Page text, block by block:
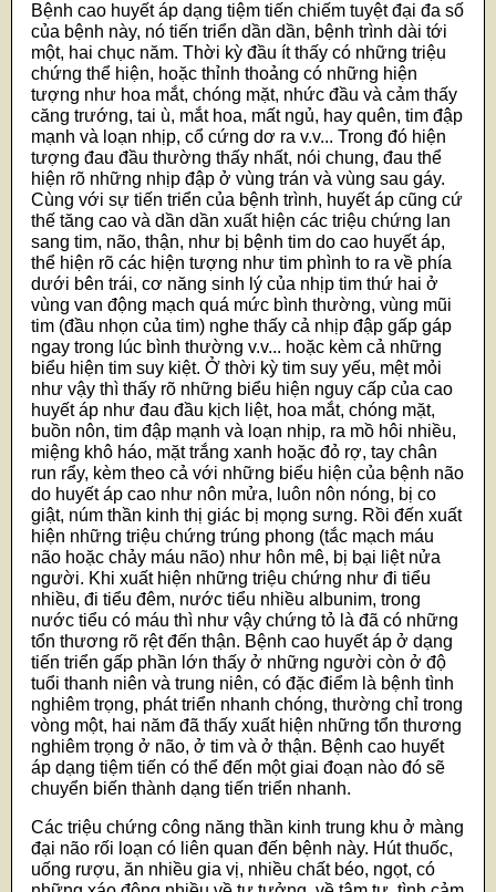
Bệnh cao huyết áp dạng tiệm tiến chiếm tuyệt đại đa số
của bệnh này, nó tiến triển dần dần, bệnh trình dài tới
một, hai chục năm. Thời kỳ đầu ít thấy có những triệu
chứng thể hiện, hoặc thỉnh thoảng có những hiện
tượng như hoa mắt, chóng mặt, nhức đầu và cảm thấy
căng trướng, tai ù, mắt hoa, mất ngủ, hay quên, tim đập
mạnh và loạn nhịp, cổ cứng dơ ra v.v... Trong đó hiện
tượng đau đầu thường thấy nhất, nói chung, đau thể
hiện rõ những nhịp đập ở vùng trán và vùng sau gáy.
Cùng với sự tiến triển của bệnh trình, huyết áp cũng cứ
thế tăng cao và dần dần xuất hiện các triệu chứng lan
sang tim, não, thận, như bị bệnh tim do cao huyết áp,
thể hiện rõ các hiện tượng như tim phình to ra về phía
dưới bên trái, cơ năng sinh lý của nhịp tim thứ hai ở
vùng van động mạch quá mức bình thường, vùng mũi
tim (đầu nhọn của tim) nghe thấy cả nhịp đập gấp gáp
ngay trong lúc bình thường v.v... hoặc kèm cả những
biểu hiện tim suy kiệt. Ở thời kỳ tim suy yếu, mệt mỏi
như vậy thì thấy rõ những biểu hiện nguy cấp của cao
huyết áp như đau đầu kịch liệt, hoa mắt, chóng mặt,
buồn nôn, tim đập mạnh và loạn nhịp, ra mồ hôi nhiều,
miệng khô háo, mặt trắng xanh hoặc đỏ rợ, tay chân
run rẩy, kèm theo cả với những biểu hiện của bệnh não
do huyết áp cao như nôn mửa, luôn nôn nóng, bị co
giật, núm thần kinh thị giác bị mọng sưng. Rồi đến xuất
hiện những triệu chứng trúng phong (tắc mạch máu
não hoặc chảy máu não) như hôn mê, bị bại liệt nửa
người. Khi xuất hiện những triệu chứng như đi tiểu
nhiều, đi tiểu đêm, nước tiểu nhiều albunim, trong
nước tiểu có máu thì như vậy chứng tỏ là đã có những
tổn thương rõ rệt đến thận. Bệnh cao huyết áp ở dạng
tiến triển gấp phần lớn thấy ở những người còn ở độ
tuổi thanh niên và trung niên, có đặc điểm là bệnh tình
nghiêm trọng, phát triển nhanh chóng, thường chỉ trong
vòng một, hai năm đã thấy xuất hiện những tổn thương
nghiêm trọng ở não, ở tim và ở thận. Bệnh cao huyết
áp dạng tiệm tiến có thể đến một giai đoạn nào đó sẽ
chuyển biến thành dạng tiến triển nhanh.
Các triệu chứng công năng thần kinh trung khu ở màng
đại não rối loạn có liên quan đến bệnh này. Hút thuốc,
uống rượu, ăn nhiều gia vị, nhiều chất béo, ngọt, có